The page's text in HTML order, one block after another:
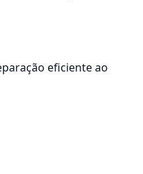
eficiente ao